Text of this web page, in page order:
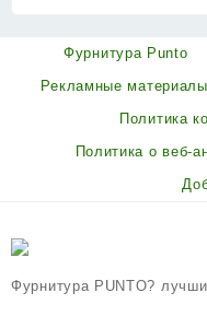
Фурнитура Punto
Рекламные материалы
Политика
Политика о веб-
Фурнитура PUNTO?